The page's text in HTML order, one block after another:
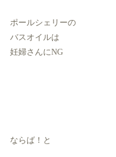
ポールシェリーの
バスオイルは
妊婦さんにNG
ならば！と